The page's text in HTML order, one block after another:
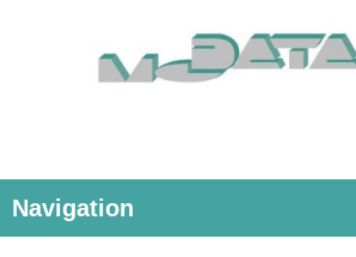
Navigation